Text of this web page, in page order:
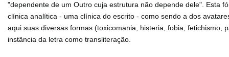
"dependente de um Outro cuja estrutura não depende dele". Esta
clínica analítica - uma clínica do escrito - como sendo a dos
aqui suas diversas formas (toxicomania, histeria, fobia, fetichismo,
instância da letra como transliteração.